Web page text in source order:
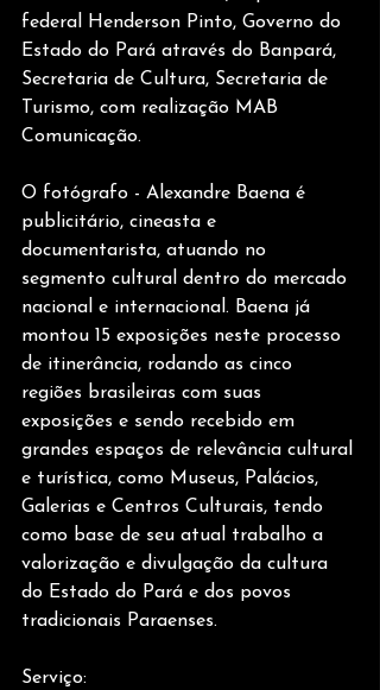
federal Henderson Pinto, Governo do
Estado do Pará através do Banpará,
Secretaria de Cultura, Secretaria de
Turismo, com realização MAB
Comunicação.
O fotógrafo - Alexandre Baena é
publicitário, cineasta e
documentarista, atuando no
segmento cultural dentro do mercado
nacional e internacional. Baena já
montou 15 exposições neste processo
de itinerância, rodando as cinco
regiões brasileiras com suas
exposições e sendo recebido em
grandes espaços de relevância cultural
e turística, como Museus, Palácios,
Galerias e Centros Culturais, tendo
como base de seu atual trabalho a
valorização e divulgação da cultura
do Estado do Pará e dos povos
tradicionais Paraenses.
Serviço: